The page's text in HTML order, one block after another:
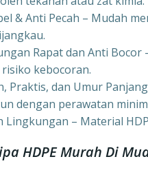
& Anti Pecah – Mudah
Rapat dan Anti
kebocoran.
Praktis, dan Umur
dengan perawatan
Lingkungan – Material
HDPE Murah Di